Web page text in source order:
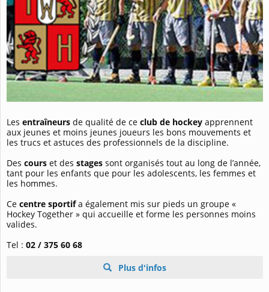
Les entraîneurs de qualité de ce club de hockey apprennent
aux jeunes et moins jeunes joueurs les bons mouvements et
les trucs et astuces des professionnels de la discipline.
Des cours et des stages sont organisés tout au long de l’année,
tant pour les enfants que pour les adolescents, les femmes et
les hommes.
Ce centre sportifa également mis sur pieds un groupe «
Hockey Together » qui accueille et forme les personnes moins
valides.
Tel : 02 / 375 60 68
Plus d'infos